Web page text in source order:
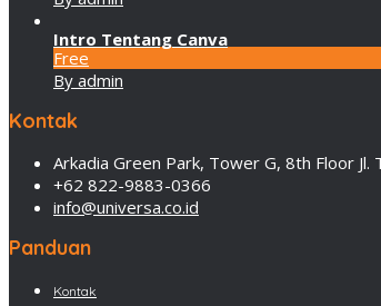
Intro Tentang Canva
Free
By admin
Kontak
Arkadia Green Park, Tower G, 8th Floor Jl.
+62 822-9883-0366
info@universa.co.id
Panduan
Kontak